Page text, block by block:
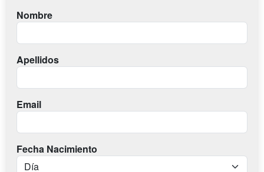
Nombre
Apellidos
Email
Fecha Nacimiento